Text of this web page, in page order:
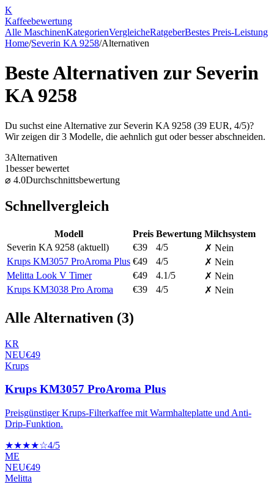
K
Kaffeebewertung
Alle MaschinenKategorienVergleicheRatgeberBestes Preis-Leistung
Home/Severin KA 9258/Alternativen
Beste Alternativen zur Severin
KA 9258
Du suchst eine Alternative zur Severin KA 9258 (39 EUR, 4/5)?
Wir zeigen dir3 Modelle, die aehnlich gut oder besser abschneiden.
3Alternativen
1besser bewertet
⌀ 4.0Durchschnittsbewertung
Schnellvergleich
Modell Preis Bewertung Milchsystem
Severin KA 9258 (aktuell) €39 4/5
✗ Nein
Krups KM3057 ProAroma Plus €49 4/5
✗ Nein
Melitta Look V Timer
€49 4.1/5
✗ Nein
Krups KM3038 Pro Aroma
€39 4/5 ✗ Nein
Alle Alternativen (3)
KR
NEU€49
Krups
Krups KM3057 ProAroma Plus
Preisgünstiger Krups-Filterkaffee mit Warmhalteplatte und Anti-
Drip-Funktion.
★★★★☆4/5
ME
NEU€49
Melitta